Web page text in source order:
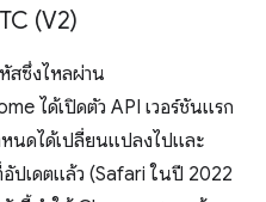
(V2)
สซึ่งไหลผ่าน
ได้เปิดตัว API เวอร์ชันแรก
นดได้เปลี่ยนแปลงไปและ
อัปเดตแล้ว (Safari ในปี 2022